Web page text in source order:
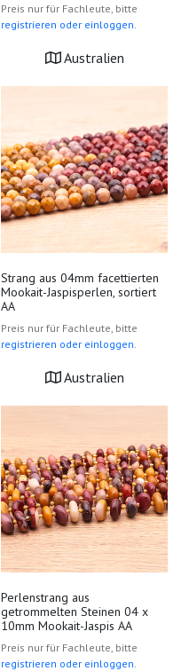
Preis nur für Fachleute, bitte
registrieren oder einloggen.
Australien
Strang aus 04mm facettierten
Mookait-Jaspisperlen, sortiert
AA
Preis nur für Fachleute, bitte
registrieren oder einloggen.
Australien
Perlenstrang aus
getrommelten Steinen 04 x
10mm Mookait-Jaspis AA
Preis nur für Fachleute, bitte
registrieren oder einloggen.